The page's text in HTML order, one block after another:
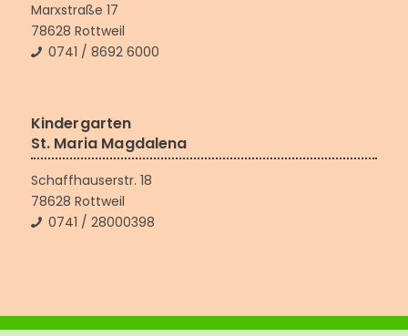
Marxstraße 17
78628 Rottweil
0741 / 8692 6000
Kindergarten
St. Maria Magdalena
Schaffhauserstr. 18
78628 Rottweil
0741 / 28000398